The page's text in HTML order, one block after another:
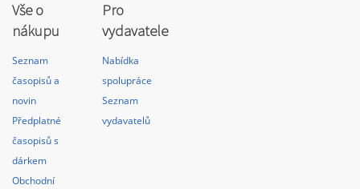
Vše o
nákupu
Seznam
časopisů a
novin
Předplatné
časopisů s
dárkem
Obchodní
Pro
vydavatele
Nabídka
spolupráce
Seznam
vydavatelů